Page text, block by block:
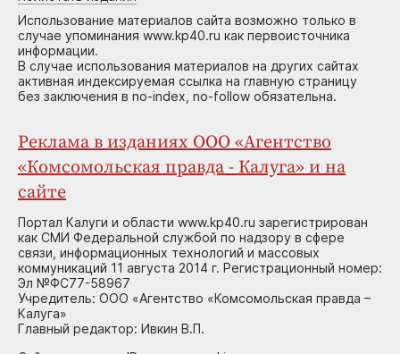
Использование материалов сайта возможно только в
случае упоминания www.kp40.ru как первоисточника
информации.
В случае использования материалов на других сайтах
активная индексируемая ссылка на главную страницу
без заключения в no-index, no-follow обязательна.
Реклама в изданиях ООО «Агентство
«Комсомольская правда - Калуга» и на
сайте
Портал Калуги и области www.kp40.ru зарегистрирован
как СМИ Федеральной службой по надзору в сфере
связи, информационных технологий и массовых
коммуникаций 11 августа 2014 г. Регистрационный номер:
Эл №ФС77-58967
Учредитель: ООО «Агентство «Комсомольская правда –
Калуга»
Главный редактор: Ивкин В.П.